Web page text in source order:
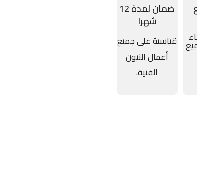
ضمان لمدة 12
شهراً
قياسية على جميع
أعمال النيون
الفنية.